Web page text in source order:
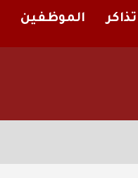
تذاكر الموظفين